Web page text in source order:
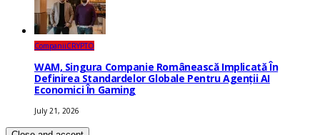
CompaniiCRYPTO
WAM, Singura Companie Românească Implicată În
Definirea Standardelor Globale Pentru Agenții AI
Economici În Gaming
July 21, 2026